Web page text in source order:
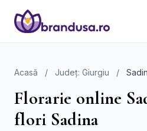
Acasă / Județ: Giurgiu /
Florarie online
flori Sadina